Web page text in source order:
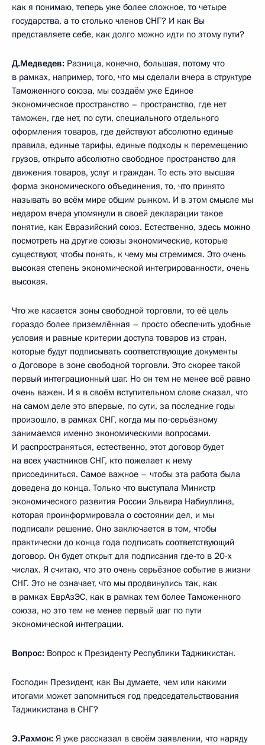
как я понимаю, теперь уже более сложное, то четыре
государства, а то столько членов СНГ? И как Вы
представляете себе, как долго можно идти по этому пути?
Д.Медведев: Разница, конечно, большая, потому что
в рамках, например, того, что мы сделали вчера в структуре
Таможенного союза, мы создаём уже Единое
экономическое пространство – пространство, где нет
таможен, где нет, по сути, специального отдельного
оформления товаров, где действуют абсолютно единые
правила, единые тарифы, единые подходы к перемещению
грузов, открыто абсолютно свободное пространство для
движения товаров, услуг и граждан. То есть это высшая
форма экономического объединения, то, что принято
называть во всём мире общим рынком. И в этом смысле мы
недаром вчера упомянули в своей декларации такое
понятие, как Евразийский союз. Естественно, здесь можно
посмотреть на другие союзы экономические, которые
существуют, чтобы понять, к чему мы стремимся. Это очень
высокая степень экономической интегрированности, очень
высокая.
Что же касается зоны свободной торговли, то её цель
гораздо более приземлённая – просто обеспечить удобные
условия и равные критерии доступа товаров из стран,
которые будут подписывать соответствующие документы
о Договоре в зоне свободной торговли. Это скорее такой
первый интеграционный шаг. Но он тем не менее всё равно
очень важен. И я в своём вступительном слове сказал, что
на самом деле это впервые, по сути, за последние годы
произошло, в рамках СНГ, когда мы по‑серьёзному
занимаемся именно экономическими вопросами.
И распространяться, естественно, этот договор будет
на всех участников СНГ, кто пожелает к нему
присоединиться. Самое важное – чтобы эта работа была
доведена до конца. Только что выступала Министр
экономического развития России Эльвира Набиуллина,
которая проинформировала о состоянии дел, и мы
подписали решение. Оно заключается в том, чтобы
практически до конца года подписать соответствующий
договор. Он будет открыт для подписания где‑то в 20-х
числах. Я считаю, что это очень серьёзное событие в жизни
СНГ. Это не означает, что мы продвинулись так, как
в рамках ЕврАзЭС, как в рамках тем более Таможенного
союза, но это тем не менее первый шаг по пути
экономической интеграции.
Вопрос: Вопрос к Президенту Республики Таджикистан.
Господин Президент, как Вы думаете, чем или какими
итогами может запомниться год председательствования
Таджикистана в СНГ?
Э.Рахмон: Я уже рассказал в своём заявлении, что наряду